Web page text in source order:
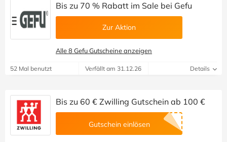
Bis zu 70 % Rabatt im Sale bei Gefu
Zur Aktion
Alle 8 Gefu Gutscheine anzeigen
52 Mal benutzt Verfällt am 31.12.26 Details
Bis zu 60 € Zwilling Gutschein ab 100 €
Gutschein einlösen